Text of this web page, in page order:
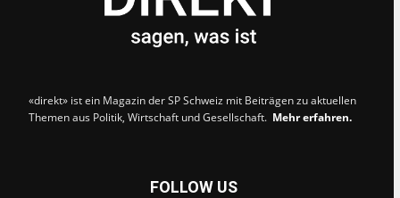
«direkt» ist ein Magazin der SP Schweiz mit Beiträgen zu aktuellen
Themen aus Politik, Wirtschaft und Gesellschaft. Mehr erfahren.
FOLLOW US